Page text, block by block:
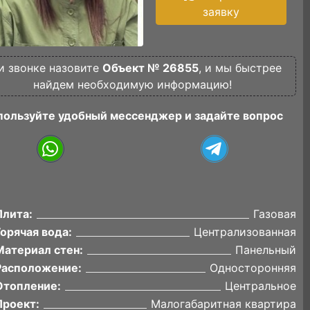
заявку
звонке назовите Объект № 26855, и мы быстрее
найдем необходимую информацию!
удобный мессенджер и задайте вопрос
Газовая
вода:
Централизованная
стен:
Панельный
Односторонняя
Центральное
Малогабаритная квартира